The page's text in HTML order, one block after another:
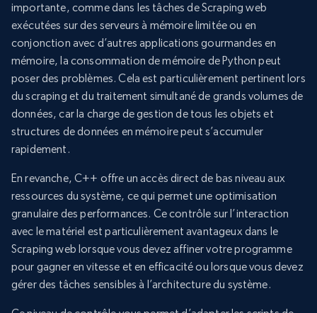
importante, comme dans les tâches de Scraping web
exécutées sur des serveurs à mémoire limitée ou en
conjonction avec d’autres applications gourmandes en
mémoire, la consommation de mémoire de Python peut
poser des problèmes. Cela est particulièrement pertinent lors
du scraping et du traitement simultané de grands volumes de
données, car la charge de gestion de tous les objets et
structures de données en mémoire peut s’accumuler
rapidement.
En revanche, C++ offre un accès direct de bas niveau aux
ressources du système, ce qui permet une optimisation
granulaire des performances. Ce contrôle sur l’interaction
avec le matériel est particulièrement avantageux dans le
Scraping web lorsque vous devez affiner votre programme
pour gagner en vitesse et en efficacité ou lorsque vous devez
gérer des tâches sensibles à l’architecture du système.